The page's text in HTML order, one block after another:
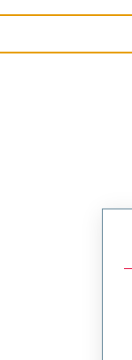
690372000